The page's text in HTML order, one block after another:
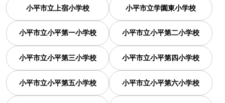
小平市立上宿小学校 小平市立学園東小学校
小平市立小平第一小学校 小平市立小平第二小学校
小平市立小平第三小学校 小平市立小平第四小学校
小平市立小平第五小学校 小平市立小平第六小学校